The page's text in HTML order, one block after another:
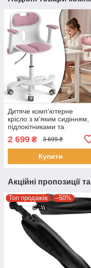
Дитяче комп'ютерне
крісло з м'яким сидінням,
підлокітниками та
підніжкою Bambi M 7772-
Рожевий
2 699 ₴ 3 699 ₴
Купити
Акційні пропозиції
Топ продажів –50%